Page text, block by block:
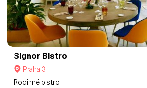
Signor Bistro
Praha 3
Rodinné bistro.